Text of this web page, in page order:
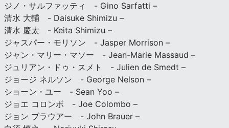
ジノ・サルファッティ - Gino Sarfatti –
清水 大輔 - Daisuke Shimizu –
清水 慶太 - Keita Shimizu –
ジャスパー・モリソン - Jasper Morrison –
ジャン・マリー・マソー - Jean-Marie Massaud –
ジュリアン・ドゥ・スメト - Julien de Smedt –
ジョージ ネルソン - George Nelson –
ショーン・ユー - Sean Yoo –
ジョエ コロンボ - Joe Colombo –
ジョン ブラウアー - John Brauer –